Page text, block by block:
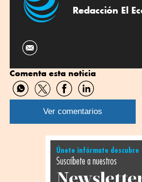
Redacción El
Comenta esta noticia
Compartir
por
WhatsApp
Compartir
por
Twitter
Compartir
por
Facebook
Compartir
por
Linkedin
Ver comentarios
Únete infórmate descubre
Suscríbete a nuestros